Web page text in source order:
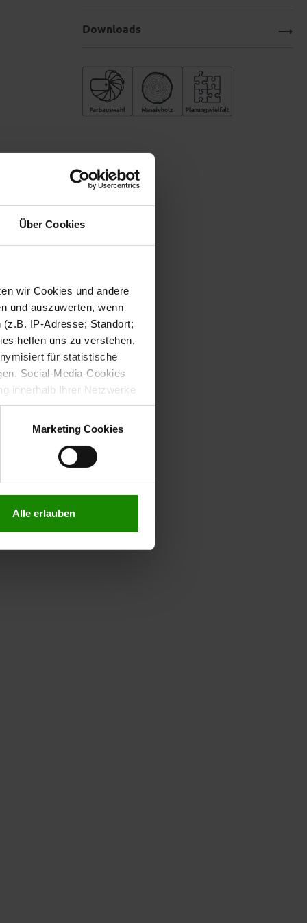
Über Cookies
wir Cookies und andere
und auszuwerten, wenn
IP-Adresse; Standort;
helfen uns zu verstehen,
für statistische
Social-Media-Cookies
innerhalb Ihrer Netzwerke
zulassen möchten.
“, wenn Sie mit
Sie bitte unsere
Marketing Cookies
Alle erlauben
Downloads